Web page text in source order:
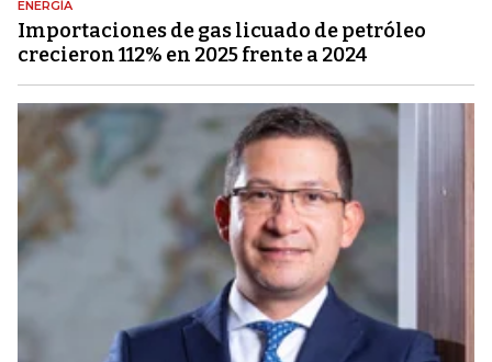
ENERGÍA
Importaciones de gas licuado de petróleo
crecieron 112% en 2025 frente a 2024